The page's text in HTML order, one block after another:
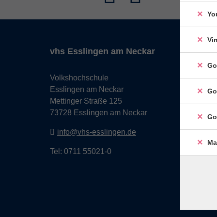
vhs Esslingen am Neckar
Volkshochschule
Esslingen am Neckar
Mettinger Straße 125
73728 Esslingen am Neckar
info@vhs-esslingen.de
Tel: 0711 55021-0